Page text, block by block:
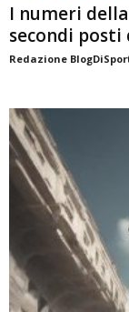
I numeri
secondi posti
Redazione